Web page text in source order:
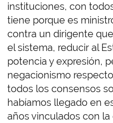
instituciones, con
tiene porque es
contra un dirigente
el sistema, reducir al
potencia y expresión,
negacionismo
todos los consensos
habíamos llegado en
años vinculados con